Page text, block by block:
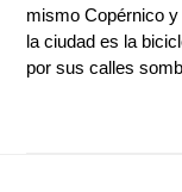
mismo Copérnico
la ciudad es la
por sus calles